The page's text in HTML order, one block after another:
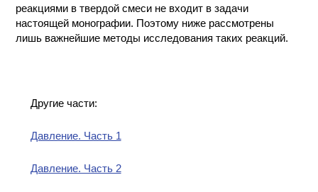
реакциями в твердой смеси не входит в задачи
настоящей монографии. Поэтому ниже рассмотрены
лишь важнейшие методы исследования таких реакций.
Другие части:
Давление. Часть 1
Давление. Часть 2